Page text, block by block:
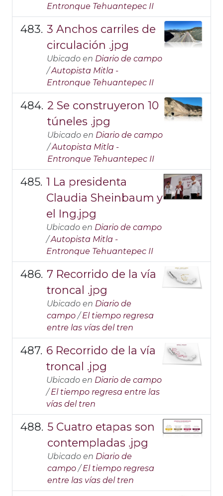
Entronque Tehuantepec II
3 Anchos carriles de
circulación .jpg
Ubicado en Diario de campo
/Autopista Mitla -
Entronque Tehuantepec II
2 Se construyeron 10
túneles .jpg
Ubicado en Diario de campo
/Autopista Mitla -
Entronque Tehuantepec II
1 La presidenta
Claudia Sheinbaum y
el Ing.jpg
Ubicado en Diario de campo
/Autopista Mitla -
Entronque Tehuantepec II
7 Recorrido de la vía
troncal .jpg
Ubicado en Diario de
campo /El tiempo regresa
entre las vías del tren
6 Recorrido de la vía
troncal .jpg
Ubicado en Diario de campo
/El tiempo regresa entre las
vías del tren
5 Cuatro etapas son
contempladas .jpg
Ubicado en Diario de
campo /El tiempo regresa
entre las vías del tren